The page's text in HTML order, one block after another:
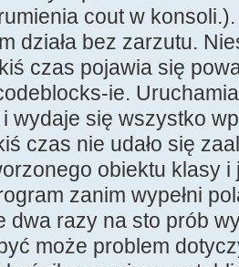
cout w konsoli.).
działa bez zarzutu.
czas pojawia się
ie.
wydaje się wszystko
czas nie udało się
obiektu klasy
zanim wypełni
dwa razy na sto prób
może problem